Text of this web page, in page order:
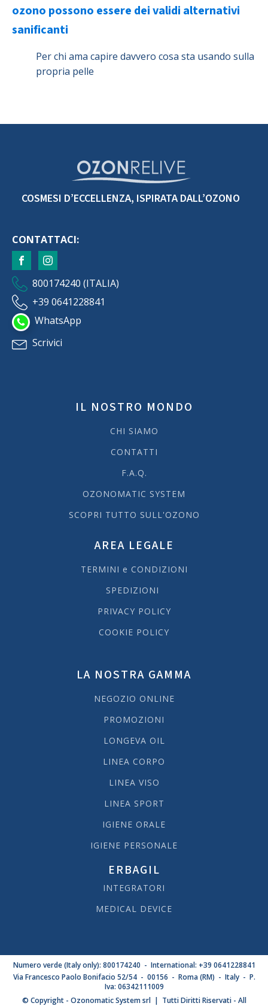
ozono possono essere dei validi alternativi
sanificanti
Per chi ama capire davvero cosa sta usando sulla
propria pelle
COSMESI D’ECCELLENZA, ISPIRATA DALL’OZONO
CONTATTACI:
800174240 (ITALIA)
+39 0641228841
WhatsApp
Scrivici
IL NOSTRO MONDO
CHI SIAMO
CONTATTI
F.A.Q.
OZONOMATIC SYSTEM
SCOPRI TUTTO SULL'OZONO
AREA LEGALE
TERMINI e CONDIZIONI
SPEDIZIONI
PRIVACY POLICY
COOKIE POLICY
LA NOSTRA GAMMA
NEGOZIO ONLINE
PROMOZIONI
LONGEVA OIL
LINEA CORPO
LINEA VISO
LINEA SPORT
IGIENE ORALE
IGIENE PERSONALE
ERBAGIL
INTEGRATORI
MEDICAL DEVICE
Numero verde (Italy only): 800174240 - International: +39 0641228841
Via Francesco Paolo Bonifacio 52/54 - 00156 - Roma (RM) - Italy - P.
Iva: 06342111009
© Copyright - Ozonomatic System srl | Tutti Diritti Riservati - All